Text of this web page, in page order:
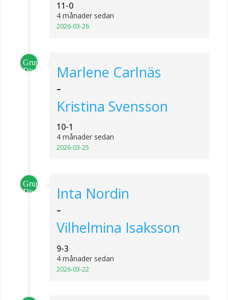
11-0
4 månader sedan
2026-03-26
Grupp
Division
Marlene Carlnäs
-
Kristina Svensson
10-1
4 månader sedan
2026-03-25
Grupp
Division
Inta Nordin
-
Vilhelmina Isaksson
9-3
4 månader sedan
2026-03-22